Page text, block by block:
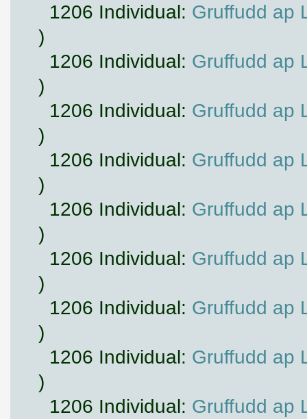
1206 Individual: Gruffudd ap
)
1206 Individual: Gruffudd ap
)
1206 Individual: Gruffudd ap
)
1206 Individual: Gruffudd ap
)
1206 Individual: Gruffudd ap
)
1206 Individual: Gruffudd ap
)
1206 Individual: Gruffudd ap
)
1206 Individual: Gruffudd ap
)
1206 Individual: Gruffudd ap